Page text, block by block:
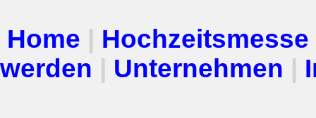
Home Hochzeitsmesse
werden
Unternehmen